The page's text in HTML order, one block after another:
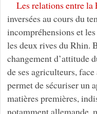
Les relations entre la
inversées au cours du
incompréhensions et
les deux rives du Rhin.
changement d’attitude
de ses agriculteurs,
permet de sécuriser un
matières premières,